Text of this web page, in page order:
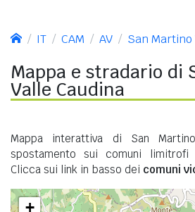
IT CAM AV San Martino
Mappa e stradario di
Valle Caudina
Mappa interattiva di San
spostamento sui comuni limitrofi
Clicca sui link in basso dei comuni
+